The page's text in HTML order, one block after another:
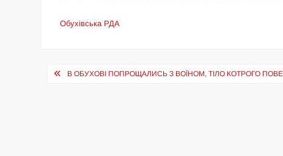
Обухівська РДА
Навігація
В ОБУХОВІ ПОПРОЩАЛИСЬ З ВОЇНОМ, ТІЛО КОТРОГО